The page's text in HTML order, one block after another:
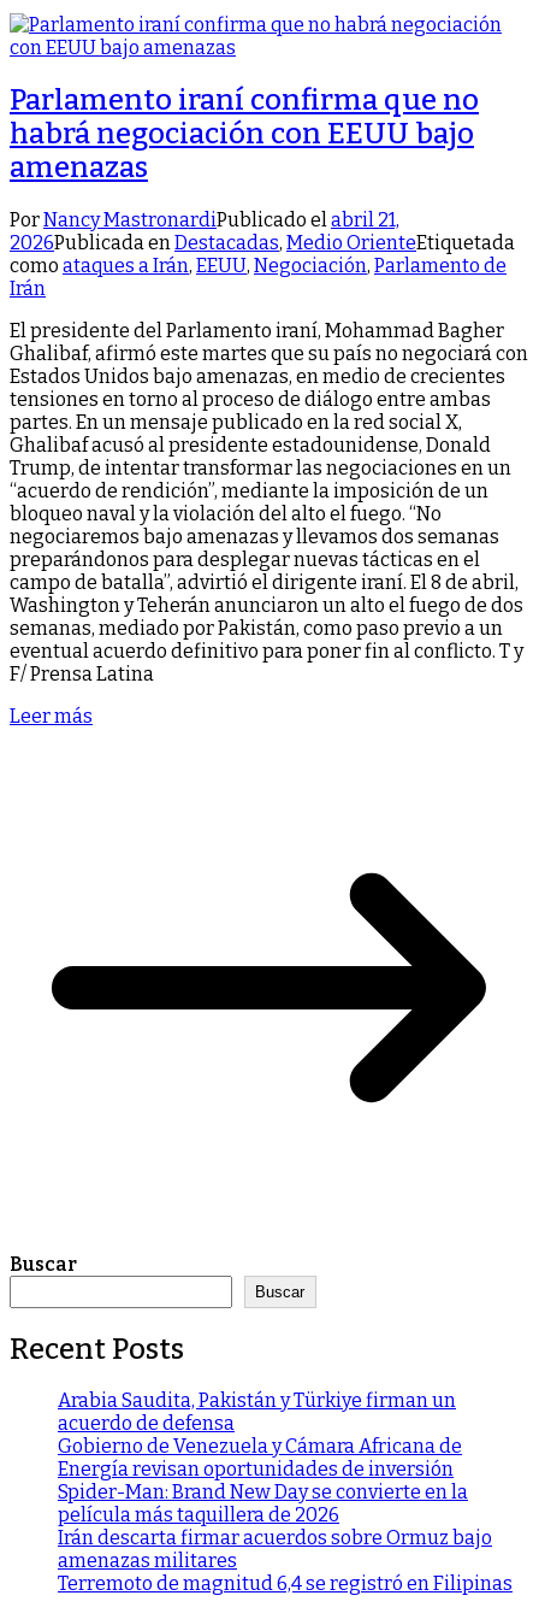
Parlamento iraní confirma que no
habrá negociación con EEUU bajo
amenazas
PorNancy MastronardiPublicado el abril 21,
2026Publicada en Destacadas, Medio OrienteEtiquetada
como ataques a Irán, EEUU, Negociación, Parlamento de
Irán
El presidente del Parlamento iraní, Mohammad Bagher
Ghalibaf, afirmó este martes que su país no negociará con
Estados Unidos bajo amenazas, en medio de crecientes
tensiones en torno al proceso de diálogo entre ambas
partes. En un mensaje publicado en la red social X,
Ghalibaf acusó al presidente estadounidense, Donald
Trump, de intentar transformar las negociaciones en un
“acuerdo de rendición”, mediante la imposición de un
bloqueo naval y la violación del alto el fuego. “No
negociaremos bajo amenazas y llevamos dos semanas
preparándonos para desplegar nuevas tácticas en el
campo de batalla”, advirtió el dirigente iraní. El 8 de abril,
Washington y Teherán anunciaron un alto el fuego de dos
semanas, mediado por Pakistán, como paso previo a un
eventual acuerdo definitivo para poner fin al conflicto. T y
F/ Prensa Latina
Leer más
Buscar
Buscar
Recent Posts
Arabia Saudita, Pakistán y Türkiye firman un
acuerdo de defensa
Gobierno de Venezuela y Cámara Africana de
Energía revisan oportunidades de inversión
Spider-Man: Brand New Day se convierte en la
película más taquillera de 2026
Irán descarta firmar acuerdos sobre Ormuz bajo
amenazas militares
Terremoto de magnitud 6,4 se registró en Filipinas